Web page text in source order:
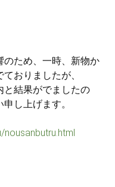
のため、一時、新物か
おりましたが、
と結果がでましたの
し上げます。